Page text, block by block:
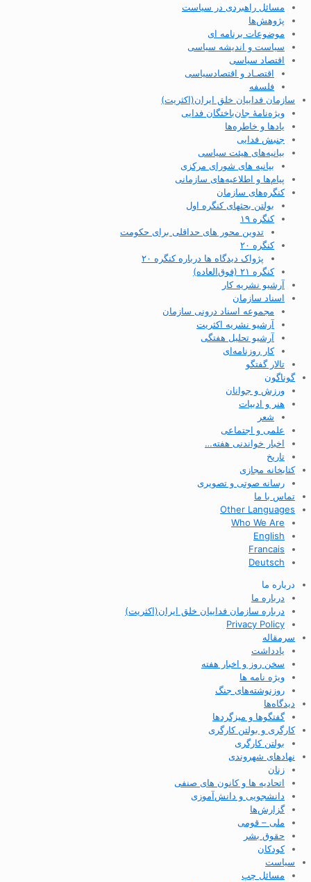
مسائل راهبردی در سیاست
پژوهش‌ها
موضوعات برنامه ای
سیاست و اندیشه سیاسی
اقتصاد سیاسی
اقتصـاد و اقتصاد‌سیاسی
فلسفه
سازمان فداییان خلق ایران(اکثریت)
ویژه‌نامهٔ جان‌باختگان فدایی
یادها و خاطره‌ها
جنبش فدایی
بیانیه‌های هیئت سیاسی
بیانیه های شورای مرکزی
پیام‌ها و اطلاعیه‌های سازمانی
کنگره‌های سازمان
بولتن بحثهای کنگره اول
کنگره ۱۹
تدوین محور های حداقلی برای حکومت
کنگره ۲۰
پژواک دیدگاه ها درباره کنگره ۲۰
کنگره ۲۱ (فوق‌العاده)
آرشیو نشریه کار
اسناد سازمان
مجموعه اسناد درونی سازمان
آرشیو نشریه اکثریت
آرشیو تحلیل هفتگی
کار روزنامه‌ای
تالار گفتگو
گوناگون
ورزش و جوانان
هنر و ادبیات
شعر
علمی و اجتماعی
اخبار خواندنی هفته…
تاریخ
کتابخانه مجازی
رسانه صوتی و تصویری
تماس با ما
Other Languages
Who We Are
English
Francais
Deutsch
درباره ما
درباره ما
درباره سازمان فداییان خلق ایران(اکثریت)
Privacy Policy
سرمقاله
یادداشت
سخن روز و اخبار هفته
ویژه نامه ها
روزنوشته‌های جنگ
دیدگاه‌ها
گفتگوها و میزگردها
کارگری و بولتن کارگری
بولتن کارگری
نهادهای شهروندی
زنان
اتحادیه ها و کانون های صنفی
دانشجویی و دانش‌آموزی
گزارش‌ها
ملی – قومی
حقوق بشر
کودکان
سیاست
مسائل چپ